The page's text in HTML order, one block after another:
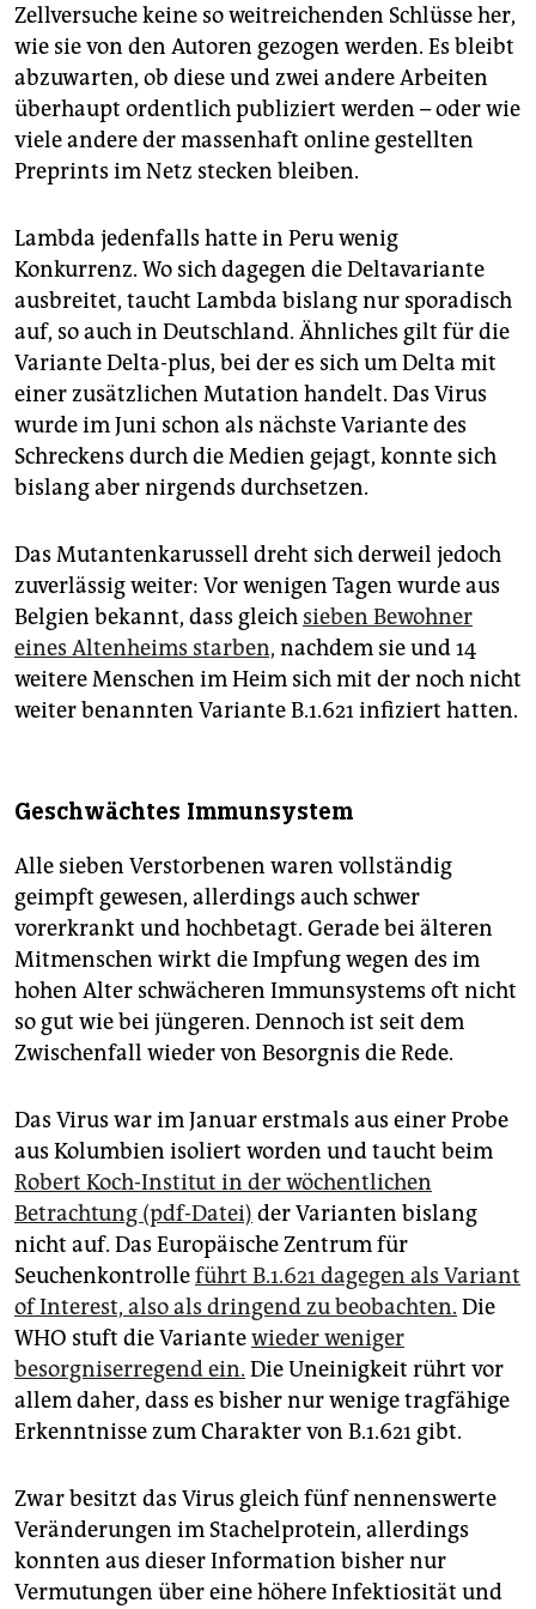
Zellversuche keine so weitreichenden Schlüsse her,
wie sie von den Autoren gezogen werden. Es bleibt
abzuwarten, ob diese und zwei andere Arbeiten
überhaupt ordentlich publiziert werden – oder wie
viele andere der massenhaft online gestellten
Preprints im Netz stecken bleiben.
Lambda jedenfalls hatte in Peru wenig
Konkurrenz. Wo sich dagegen die Deltavariante
ausbreitet, taucht Lambda bislang nur sporadisch
auf, so auch in Deutschland. Ähnliches gilt für die
Variante Delta-plus, bei der es sich um Delta mit
einer zusätzlichen Mutation handelt. Das Virus
wurde im Juni schon als nächste Variante des
Schreckens durch die Medien gejagt, konnte sich
bislang aber nirgends durchsetzen.
Das Mutantenkarussell dreht sich derweil jedoch
zuverlässig weiter: Vor wenigen Tagen wurde aus
Belgien bekannt, dass gleich sieben Bewohner
eines Altenheims starben, nachdem sie und 14
weitere Menschen im Heim sich mit der noch nicht
weiter benannten Variante B.1.621 infiziert hatten.
Geschwächtes Immunsystem
Alle sieben Verstorbenen waren vollständig
geimpft gewesen, allerdings auch schwer
vorerkrankt und hochbetagt. Gerade bei älteren
Mitmenschen wirkt die Impfung wegen des im
hohen Alter schwächeren Immunsystems oft nicht
so gut wie bei jüngeren. Dennoch ist seit dem
Zwischenfall wieder von Besorgnis die Rede.
Das Virus war im Januar erstmals aus einer Probe
aus Kolumbien isoliert worden und taucht beim
Robert Koch-Institut in der wöchentlichen
Betrachtung (pdf-Datei) der Varianten bislang
nicht auf. Das Europäische Zentrum für
Seuchenkontrolleführt B.1.621 dagegen als Variant
of Interest, also als dringend zu beobachten. Die
WHO stuft die Variantewieder weniger
besorgniserregend ein. Die Uneinigkeit rührt vor
allem daher, dass es bisher nur wenige tragfähige
Erkenntnisse zum Charakter von B.1.621 gibt.
Zwar besitzt das Virus gleich fünf nennenswerte
Veränderungen im Stachelprotein, allerdings
konnten aus dieser Information bisher nur
Vermutungen über eine höhere Infektiosität und